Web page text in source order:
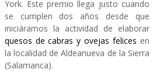
York. Este premio llega justo cuando
se cumplen dos años desde que
iniciáramos la actividad de elaborar
quesos de cabras y ovejas felices en
la localidad de Aldeanueva de la Sierra
(Salamanca).